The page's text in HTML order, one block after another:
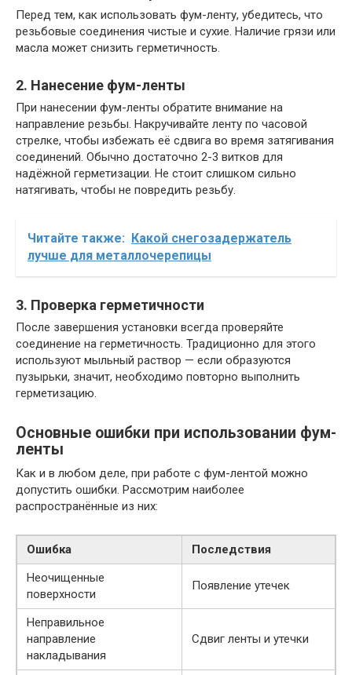
Перед тем, как использовать фум-ленту, убедитесь, что
резьбовые соединения чистые и сухие. Наличие грязи или
масла может снизить герметичность.
2. Нанесение фум-ленты
При нанесении фум-ленты обратите внимание на
направление резьбы. Накручивайте ленту по часовой
стрелке, чтобы избежать её сдвига во время затягивания
соединений. Обычно достаточно 2-3 витков для
надёжной герметизации. Не стоит слишком сильно
натягивать, чтобы не повредить резьбу.
Читайте также: Какой снегозадержатель
лучше для металлочерепицы
3. Проверка герметичности
После завершения установки всегда проверяйте
соединение на герметичность. Традиционно для этого
используют мыльный раствор — если образуются
пузырьки, значит, необходимо повторно выполнить
герметизацию.
Основные ошибки при использовании фум-
ленты
Как и в любом деле, при работе с фум-лентой можно
допустить ошибки. Рассмотрим наиболее
распространённые из них:
Ошибка
Последствия
Неочищенные
поверхности
Появление утечек
Неправильное
направление
накладывания
Сдвиг ленты и утечки